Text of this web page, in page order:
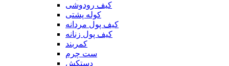
کیف رودوشی
کوله پشتی
کیف پول مردانه
کیف پول زنانه
کمربند
ست چرم
دستکش